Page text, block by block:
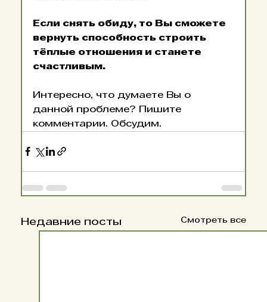
Если снять обиду, то Вы сможете
вернуть способность строить
тёплые отношения и станете
счастливым.
Интересно, что думаете Вы о
данной проблеме? Пишите
комментарии. Обсуд им.
Недавние посты Смотреть все